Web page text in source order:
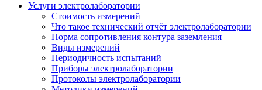
Услуги электролаборатории
Стоимость измерений
Что такое технический отчёт электролаборатории
Норма сопротивления контура заземления
Виды измерений
Периодичность испытаний
Приборы электролаборатории
Протоколы электролаборатории